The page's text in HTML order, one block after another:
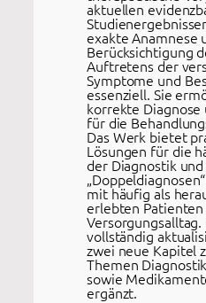
aktuellen
exakte Anamnese
Berücksichtigung
Auftretens der
Symptome und
essenziell. Sie
korrekte Diagnose
für die
Das Werk bietet
Lösungen für die
der Diagnostik
mit häufig als
erlebten
vollständig
zwei neue Kapitel
Themen
sowie
ergänzt.